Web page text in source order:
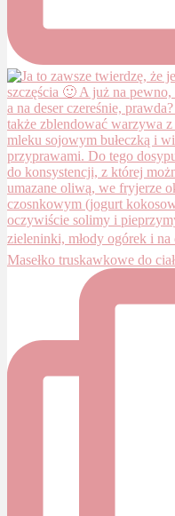
Masełko truskawkowe do